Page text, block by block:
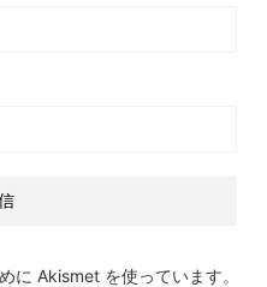
に Akismet を使っています。